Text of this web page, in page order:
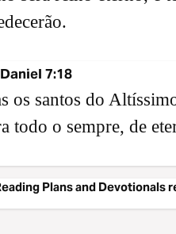
Daniel 7:18
os santos do
todo o sempre, de
Plans and Devotionals